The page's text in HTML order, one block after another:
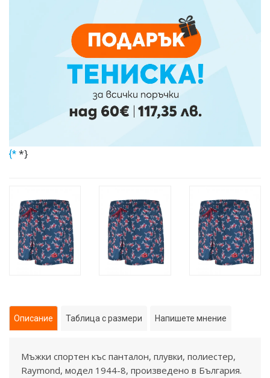
{* *}
Описание Таблица с размери Напишете мнение
Мъжки спортен къс панталон, плувки, полиестер,
Raymond, модел 1944-8, произведено в България.